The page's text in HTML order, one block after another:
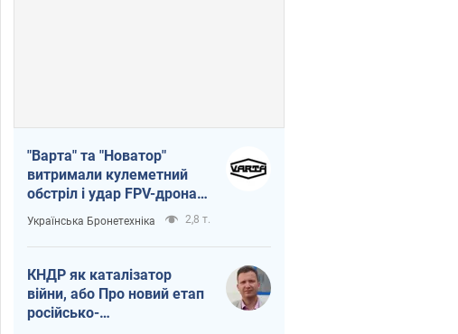
"Варта" та "Новатор"
витримали кулеметний
обстріл і удар FPV-дрона,
врятувавши життя
офіцеру ЗСУ
Українська Бронетехніка 2,8 т.
КНДР як каталізатор
війни, або Про новий етап
російсько-